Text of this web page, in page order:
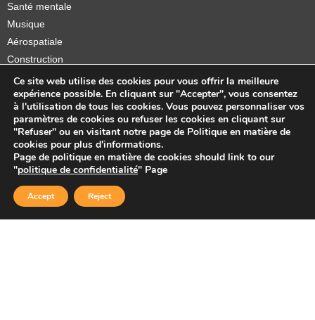
Santé mentale
Musique
Aérospatiale
Construction
Orthèses et prothèses
Startups
Copyright © 2026 Sidekick Interactive Inc.
Ce site web utilise des cookies pour vous offrir la meilleure
expérience possible. En cliquant sur "Accepter", vous consentez
à l'utilisation de tous les cookies. Vous pouvez personnaliser vos
paramètres de cookies ou refuser les cookies en cliquant sur
"Refuser" ou en visitant notre page de Politique en matière de
cookies pour plus d'informations.
Page de politique en matière de cookies should link to our
"politique de confidentialité" Page
Accept Reject